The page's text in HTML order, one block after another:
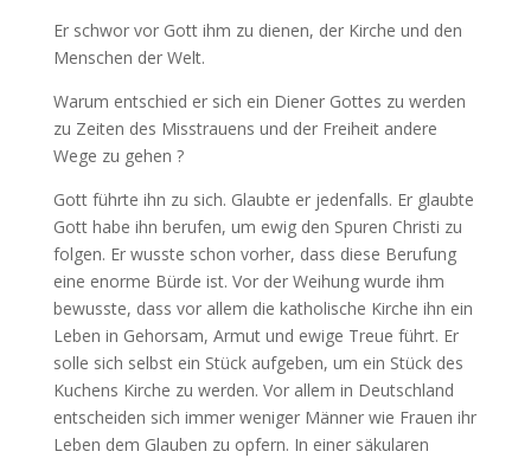
Er schwor vor Gott ihm zu dienen, der Kirche und den
Menschen der Welt.
Warum entschied er sich ein Diener Gottes zu werden
zu Zeiten des Misstrauens und der Freiheit andere
Wege zu gehen ?
Gott führte ihn zu sich. Glaubte er jedenfalls. Er glaubte
Gott habe ihn berufen, um ewig den Spuren Christi zu
folgen. Er wusste schon vorher, dass diese Berufung
eine enorme Bürde ist. Vor der Weihung wurde ihm
bewusste, dass vor allem die katholische Kirche ihn ein
Leben in Gehorsam, Armut und ewige Treue führt. Er
solle sich selbst ein Stück aufgeben, um ein Stück des
Kuchens Kirche zu werden. Vor allem in Deutschland
entscheiden sich immer weniger Männer wie Frauen ihr
Leben dem Glauben zu opfern. In einer säkularen